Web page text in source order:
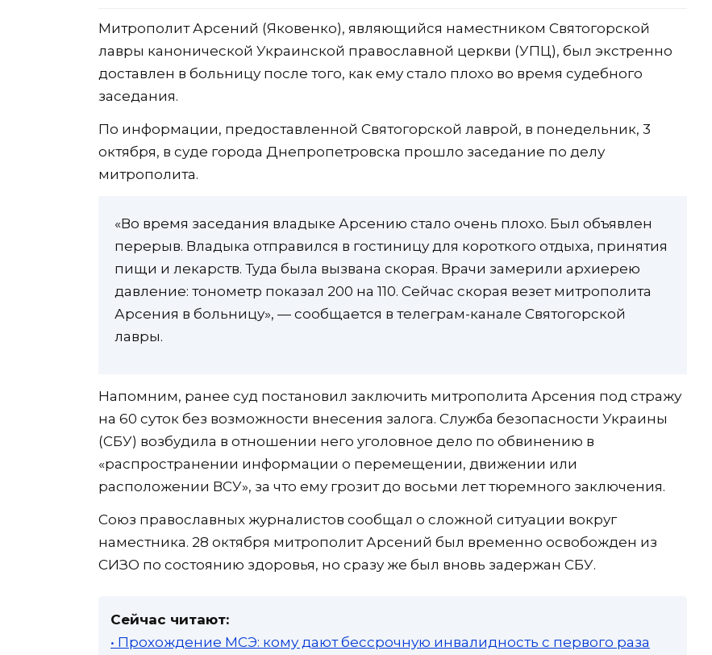
Митрополит Арсений (Яковенко), являющийся наместником Святогорской
лавры канонической Украинской православной церкви (УПЦ), был экстренно
доставлен в больницу после того, как ему стало плохо во время судебного
заседания.
По информации, предоставленной Святогорской лаврой, в понедельник, 3
октября, в суде города Днепропетровска прошло заседание по делу
митрополита.
«Во время заседания владыке Арсению стало очень плохо. Был объявлен
перерыв. Владыка отправился в гостиницу для короткого отдыха, принятия
пищи и лекарств. Туда была вызвана скорая. Врачи замерили архиерею
давление: тонометр показал 200 на 110. Сейчас скорая везет митрополита
Арсения в больницу», — сообщается в телеграм-канале Святогорской
лавры.
Напомним, ранее суд постановил заключить митрополита Арсения под стражу
на 60 суток без возможности внесения залога. Служба безопасности Украины
(СБУ) возбудила в отношении него уголовное дело по обвинению в
«распространении информации о перемещении, движении или
расположении ВСУ», за что ему грозит до восьми лет тюремного заключения.
Союз православных журналистов сообщал о сложной ситуации вокруг
наместника. 28 октября митрополит Арсений был временно освобожден из
СИЗО по состоянию здоровья, но сразу же был вновь задержан СБУ.
Сейчас читают:
• Прохождение МСЭ: кому дают бессрочную инвалидность с первого раза